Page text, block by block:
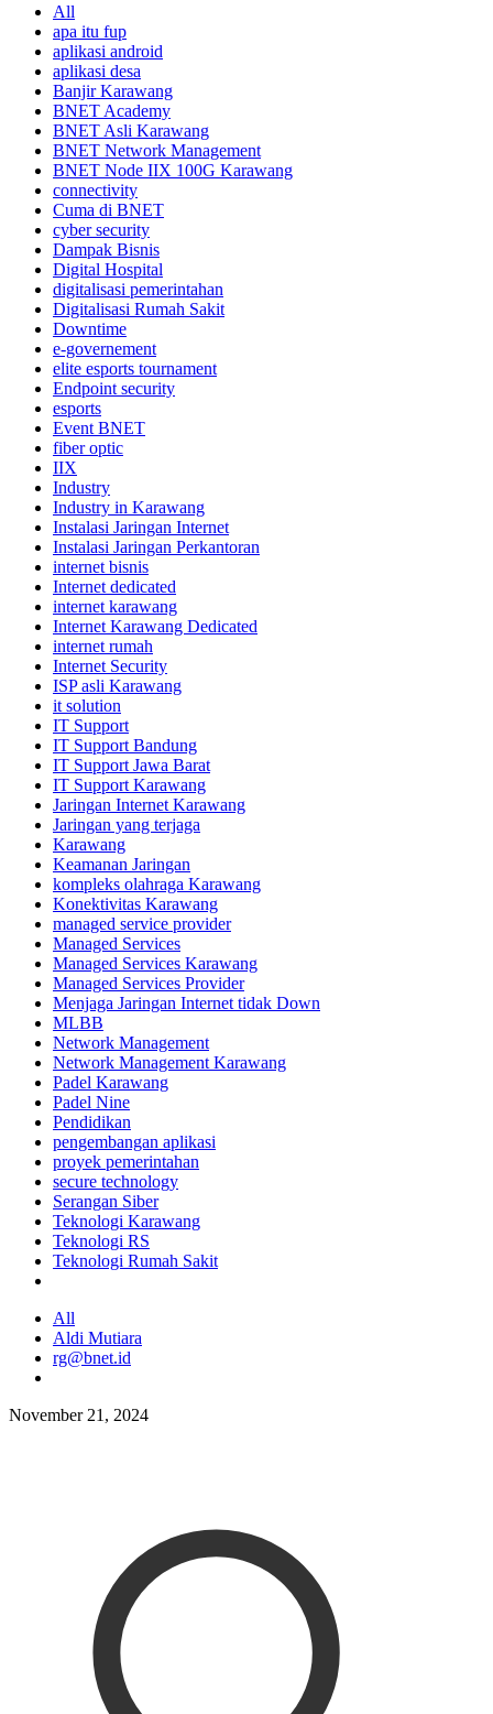
All
apa itu fup
aplikasi android
aplikasi desa
Banjir Karawang
BNET Academy
BNET Asli Karawang
BNET Network Management
BNET Node IIX 100G Karawang
connectivity
Cuma di BNET
cyber security
Dampak Bisnis
Digital Hospital
digitalisasi pemerintahan
Digitalisasi Rumah Sakit
Downtime
e-governement
elite esports tournament
Endpoint security
esports
Event BNET
fiber optic
IIX
Industry
Industry in Karawang
Instalasi Jaringan Internet
Instalasi Jaringan Perkantoran
internet bisnis
Internet dedicated
internet karawang
Internet Karawang Dedicated
internet rumah
Internet Security
ISP asli Karawang
it solution
IT Support
IT Support Bandung
IT Support Jawa Barat
IT Support Karawang
Jaringan Internet Karawang
Jaringan yang terjaga
Karawang
Keamanan Jaringan
kompleks olahraga Karawang
Konektivitas Karawang
managed service provider
Managed Services
Managed Services Karawang
Managed Services Provider
Menjaga Jaringan Internet tidak Down
MLBB
Network Management
Network Management Karawang
Padel Karawang
Padel Nine
Pendidikan
pengembangan aplikasi
proyek pemerintahan
secure technology
Serangan Siber
Teknologi Karawang
Teknologi RS
Teknologi Rumah Sakit
All
Aldi Mutiara
rg@bnet.id
November 21, 2024